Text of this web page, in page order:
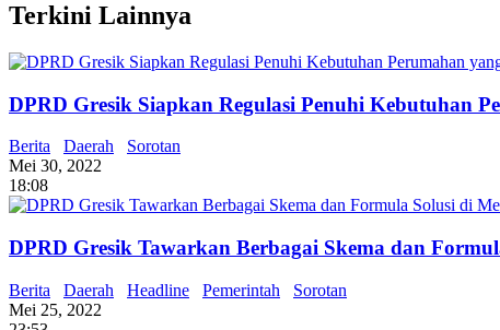
Terkini Lainnya
DPRD Gresik Siapkan Regulasi Penuhi Kebutuhan
Berita Daerah
Sorotan
Mei 30, 2022
18:08
DPRD Gresik Tawarkan Berbagai Skema dan
Berita Daerah Headline Pemerintah
Sorotan
Mei 25, 2022